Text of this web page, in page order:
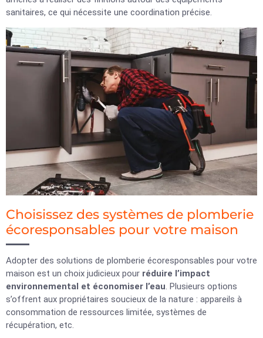
sanitaires, ce qui nécessite une coordination précise.
Choisissez des systèmes de plomberie
écoresponsables pour votre maison
Adopter des solutions de plomberie écoresponsables pour votre
maison est un choix judicieux pour réduire l’impact
environnemental et économiser l’eau. Plusieurs options
s’offrent aux propriétaires soucieux de la nature : appareils à
consommation de ressources limitée, systèmes de
récupération, etc.